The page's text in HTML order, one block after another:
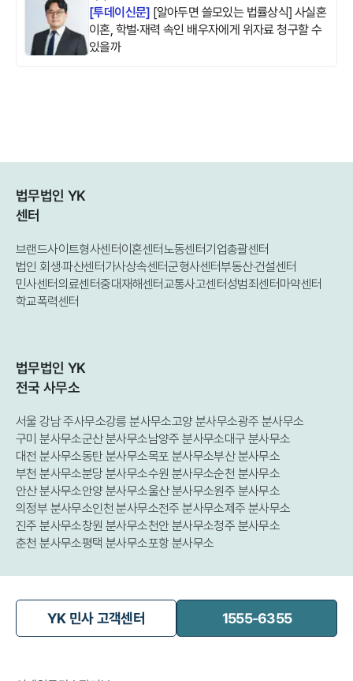
[투데이신문] [알아두면 쓸모있는 법률상식] 사실혼
이혼, 학벌·재력 속인 배우자에게 위자료 청구할 수
있을까
법무법인 YK
센터
브랜드사이트형사센터이혼센터노동센터기업총괄센터
법인 회생·파산센터가사상속센터군형사센터부동산·건설센터
민사센터의료센터중대재해센터교통사고센터성범죄센터마약센터
학교폭력센터
법무법인 YK
전국 사무소
서울 강남 주사무소강릉 분사무소고양 분사무소광주 분사무소
구미 분사무소군산 분사무소남양주 분사무소대구 분사무소
대전 분사무소동탄 분사무소목포 분사무소부산 분사무소
부천 분사무소분당 분사무소수원 분사무소순천 분사무소
안산 분사무소안양 분사무소울산 분사무소원주 분사무소
의정부 분사무소인천 분사무소전주 분사무소제주 분사무소
진주 분사무소창원 분사무소천안 분사무소청주 분사무소
춘천 분사무소평택 분사무소포항 분사무소
YK 민사 고객센터 1555-6355